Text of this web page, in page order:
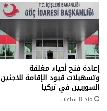
إعادة فتح أحياء مغلقة
وتسهيلات قيود الإقامة للاجئين
السوريين في تركيا
منذ 8 ساعات